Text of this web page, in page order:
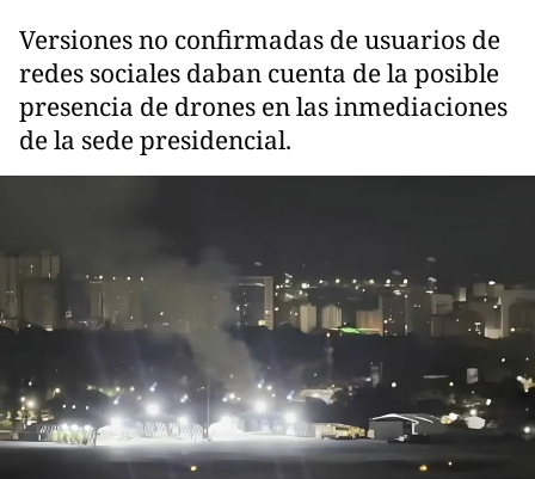
Versiones no confirmadas de usuarios de
redes sociales daban cuenta de la posible
presencia de drones en las inmediaciones
de la sede presidencial.